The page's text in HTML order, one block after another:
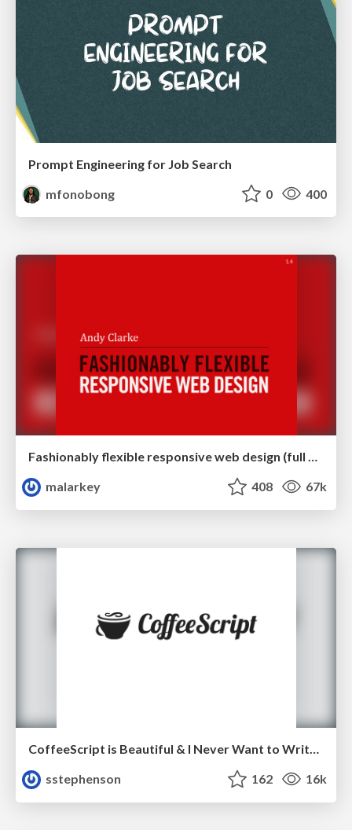
Prompt Engineering for Job Search
mfonobong
0 400
Fashionably flexible responsive web design (full day workshop)
malarkey
408 67k
CoffeeScript is Beautiful & I Never Want to Write Plain JavaScript Again
sstephenson
162 16k